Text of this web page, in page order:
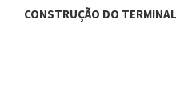
CONSTRUÇÃO DO